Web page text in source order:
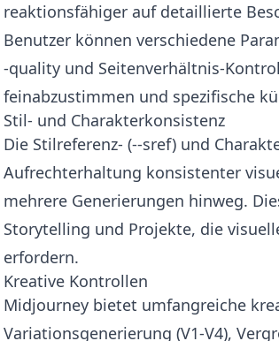
reaktionsfähiger auf detaillierte
Benutzer können verschiedene
-quality und Seitenverhältnis-
feinabzustimmen und spezifische
Stil- und Charakterkonsistenz
Die Stilreferenz- (--sref) und
Aufrechterhaltung konsistenter
mehrere Generierungen hinweg.
Storytelling und Projekte, die
erfordern.
Kreative Kontrollen
Midjourney bietet umfangreiche
Variationsgenerierung (V1-V4),